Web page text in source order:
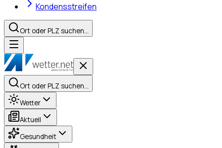
Kondensstreifen
Ort oder PLZ suchen…
Ort oder PLZ suchen…
Wetter
Aktuell
Gesundheit